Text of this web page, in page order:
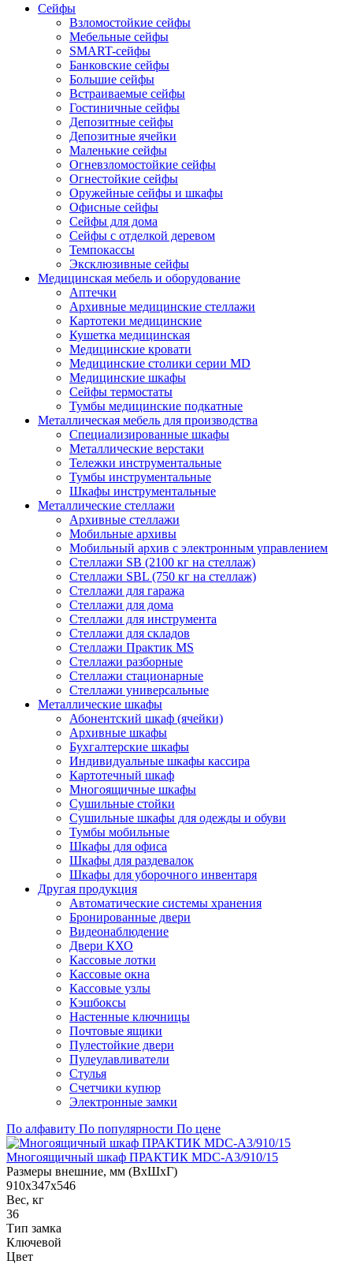
Сейфы
Взломостойкие сейфы
Мебельные сейфы
SMART-сейфы
Банковские сейфы
Большие сейфы
Встраиваемые сейфы
Гостиничные сейфы
Депозитные сейфы
Депозитные ячейки
Маленькие сейфы
Огневзломостойкие сейфы
Огнестойкие сейфы
Оружейные сейфы и шкафы
Офисные сейфы
Сейфы для дома
Сейфы с отделкой деревом
Темпокассы
Эксклюзивные сейфы
Медицинская мебель и оборудование
Аптечки
Архивные медицинские стеллажи
Картотеки медицинские
Кушетка медицинская
Медицинские кровати
Медицинские столики серии MD
Медицинские шкафы
Сейфы термостаты
Тумбы медицинские подкатные
Металлическая мебель для производства
Cпециализированные шкафы
Металлические верстаки
Тележки инструментальные
Тумбы инструментальные
Шкафы инструментальные
Металлические стеллажи
Архивные стеллажи
Мобильные архивы
Мобильный архив с электронным управлением
Стеллажи SB (2100 кг на стеллаж)
Стеллажи SBL (750 кг на стеллаж)
Стеллажи для гаража
Стеллажи для дома
Стеллажи для инструмента
Стеллажи для складов
Стеллажи Практик MS
Стеллажи разборные
Стеллажи стационарные
Стеллажи универсальные
Металлические шкафы
Абонентский шкаф (ячейки)
Архивные шкафы
Бухгалтерские шкафы
Индивидуальные шкафы кассира
Картотечный шкаф
Многоящичные шкафы
Сушильные стойки
Сушильные шкафы для одежды и обуви
Тумбы мобильные
Шкафы для офиса
Шкафы для раздевалок
Шкафы для уборочного инвентаря
Другая продукция
Автоматические системы хранения
Бронированные двери
Видеонаблюдение
Двери КХО
Кассовые лотки
Кассовые окна
Кассовые узлы
Кэшбоксы
Настенные ключницы
Почтовые ящики
Пулестойкие двери
Пулеулавливатели
Стулья
Счетчики купюр
Электронные замки
По алфавиту По популярности По цене
Многоящичный шкаф ПРАКТИК MDC-A3/910/15
Размеры внешние, мм (ВхШхГ)
910x347x546
Вес, кг
36
Тип замка
Ключевой
Цвет